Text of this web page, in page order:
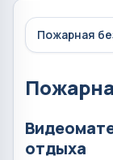
Пожарная
отдыха